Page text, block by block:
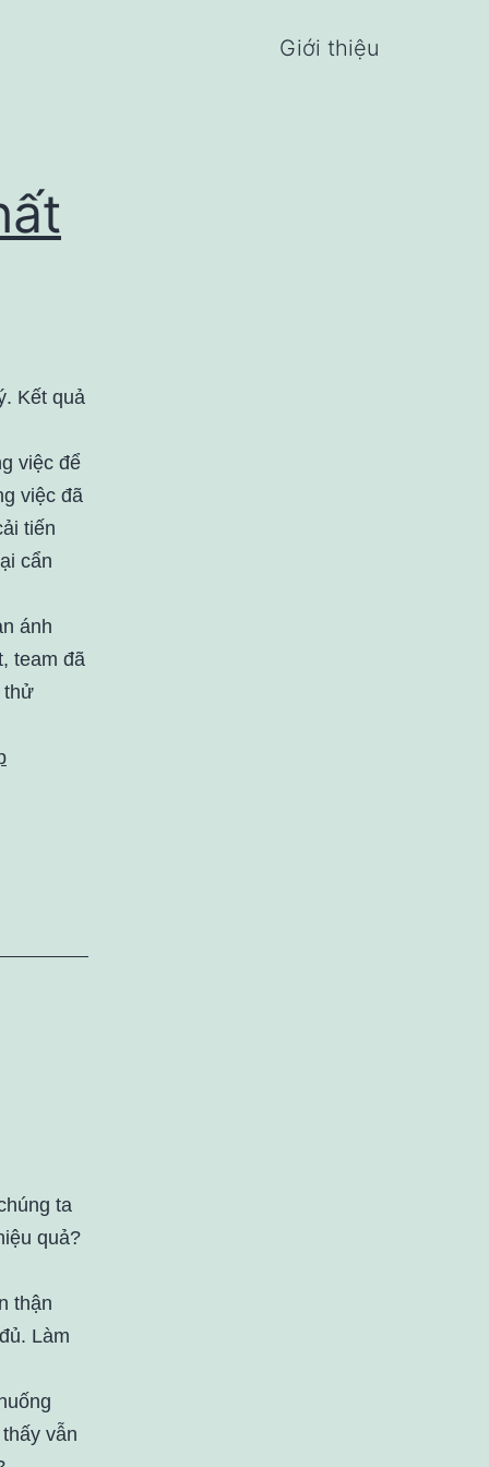
Giới thiệu
Kết quả
việc để
việc đã
tiến
cẩn
ánh
team đã
thử
ta
quả?
thận
Làm
vẫn